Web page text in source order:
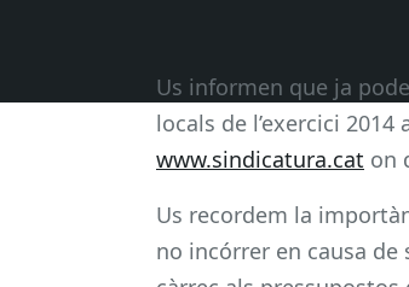
Us informen que ja
locals de l’exercici
www.sindicatura.cat on
Us recordem la
no incórrer en causa